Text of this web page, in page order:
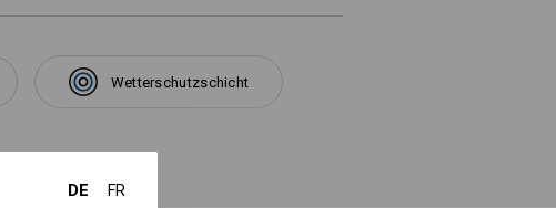
Wetterschutzschicht
DE FR